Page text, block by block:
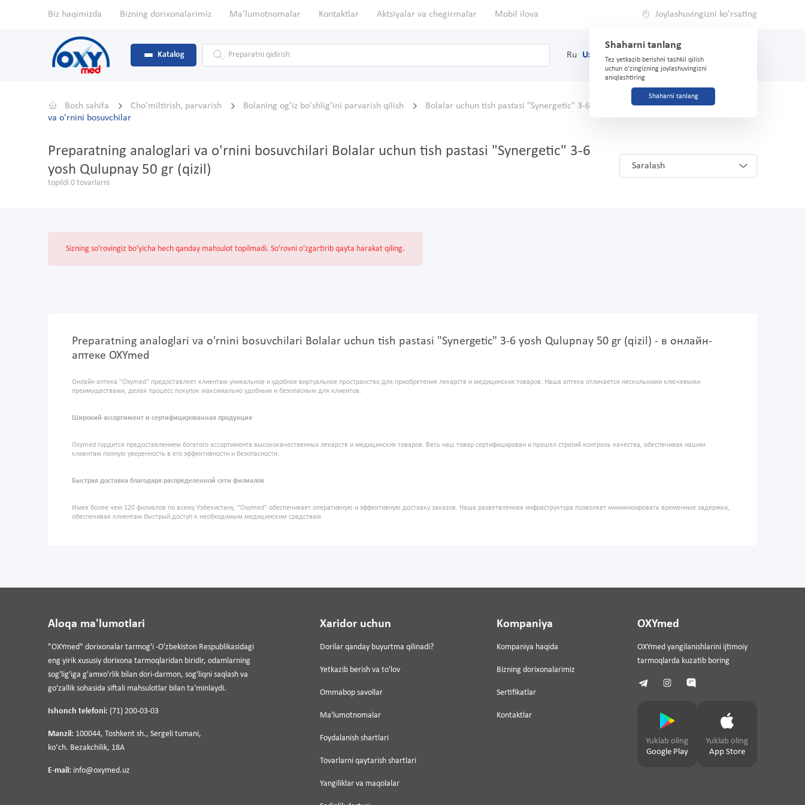
Biz haqimizda Bizning dorixonalarimiz Ma'lumotnomalar Kontaktlar Aktsiyalar va chegirmalar Mobil ilova Joylashuvingizni ko'rsating
Shaharni tanlang
Tez yetkazib berishni tashkil qilish
uchun o'zingizning joylashuvingizni
aniqlashtiring
Shaharni tanlang
Katalog Ru Uz (71) 200-03-03
Bosh sahifa Cho'miltirish, parvarish Bolaning og'iz bo'shlig'ini parvarish qilish Bolalar uchun tish pastasi "Synergetic" 3-6 yosh Qulupnay 50 gr (qizil)
va o'rnini bosuvchilar
Preparatning analoglari va o'rnini bosuvchilari Bolalar uchun tish pastasi "Synergetic" 3-6
yosh Qulupnay 50 gr (qizil)
topildi 0 tovarlarni
Saralash
Sizning so'rovingiz bo'yicha hech qanday mahsulot topilmadi. So'rovni o'zgartirib qayta harakat qiling.
Preparatning analoglari va o'rnini bosuvchilari Bolalar uchun tish pastasi "Synergetic" 3-6 yosh Qulupnay 50 gr (qizil) - в онлайн-
аптеке OXYmed
Онлайн аптека "Oxymed" предоставляет клиентам уникальное и удобное виртуальное пространство для приобретения лекарств и медицинских товаров. Наша аптека отличается несколькими ключевыми
преимуществами, делая процесс покупок максимально удобным и безопасным для клиентов.
Широкий ассортимент и сертифицированная продукция
Oxymed гордится предоставлением богатого ассортимента высококачественных лекарств и медицинских товаров. Весь наш товар сертифицирован и прошел строгий контроль качества, обеспечивая нашим
клиентам полную уверенность в его эффективности и безопасности.
Быстрая доставка благодаря распределенной сети филиалов
Имея более чем 120 филиалов по всему Узбекистану, "Oxymed" обеспечивает оперативную и эффективную доставку заказов. Наша разветвленная инфраструктура позволяет минимизировать временные задержки,
обеспечивая клиентам быстрый доступ к необходимым медицинским средствам
Aloqa ma'lumotlari
"OXYmed" dorixonalar tarmog'i -O'zbekiston Respublikasidagi
eng yirik xususiy dorixona tarmoqlaridan biridir, odamlarning
sog'lig'iga g'amxo'rlik bilan dori-darmon, sog'liqni saqlash va
go'zallik sohasida siftali mahsulotlar bilan ta'minlaydi.
Ishonch telefoni: (71) 200-03-03
Manzil: 100044, Toshkent sh., Sergeli tumani,
koʻch. Bezakchilik, 18A
E-mail: info@oxymed.uz
Xaridor uchun
Dorilar qanday buyurtma qilinadi?
Yetkazib berish va to'lov
Ommabop savollar
Ma'lumotnomalar
Foydalanish shartlari
Tovarlarni qaytarish shartlari
Yangiliklar va maqolalar
Kompaniya
Kompaniya haqida
Bizning dorixonalarimiz
Sertifikatlar
Kontaktlar
OXYmed
OXYmed yangilanishlarini ijtimoiy
tarmoqlarda kuzatib boring
Yuklab oling
Google Play
Yuklab oling
App Store